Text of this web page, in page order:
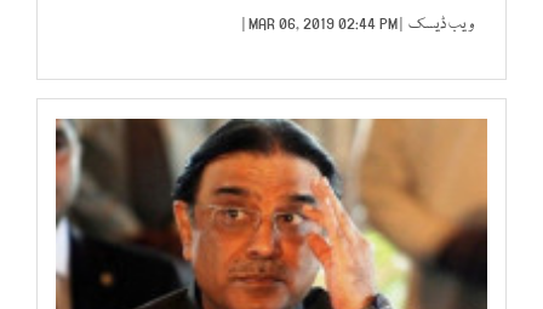
ویب ڈیسک | MAR 06, 2019 02:44 PM |